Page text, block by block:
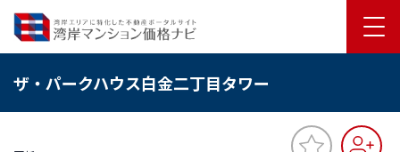
ザ・パークハウス白金二丁目タワー